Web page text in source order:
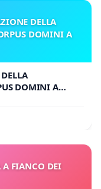
DELLA
DOMINI A
DOMINI A
A FIANCO DEI